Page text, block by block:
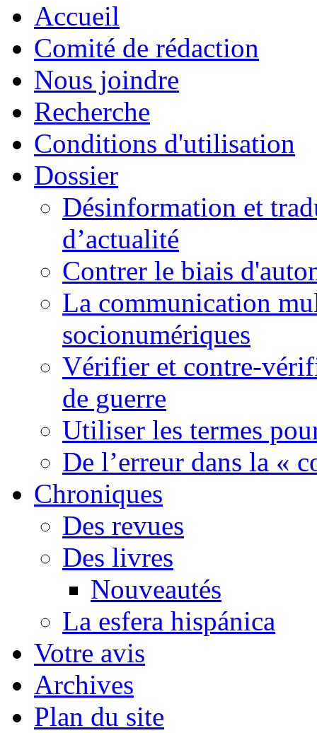
Accueil
Comité de rédaction
Nous joindre
Recherche
Conditions d'utilisation
Dossier
Désinformation et
d’actualité
Contrer le biais
La communication
socionumériques
Vérifier et contre-
de guerre
Utiliser les termes
De l’erreur dans la «
Chroniques
Des revues
Des livres
Nouveautés
La esfera hispánica
Votre avis
Archives
Plan du site